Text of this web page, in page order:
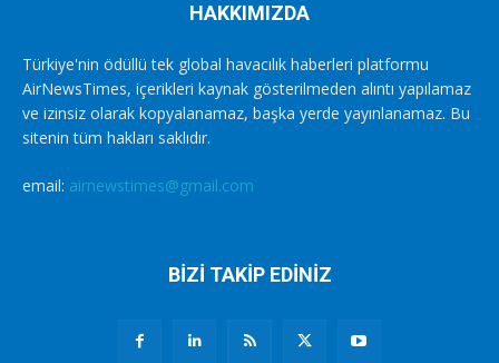
HAKKIMIZDA
Türkiye'nin ödüllü tek global havacılık haberleri platformu
AirNewsTimes, içerikleri kaynak gösterilmeden alıntı yapılamaz
ve izinsiz olarak kopyalanamaz, başka yerde yayınlanamaz. Bu
sitenin tüm hakları saklıdır.
email: airnewstimes@gmail.com
BİZİ TAKİP EDİNİZ